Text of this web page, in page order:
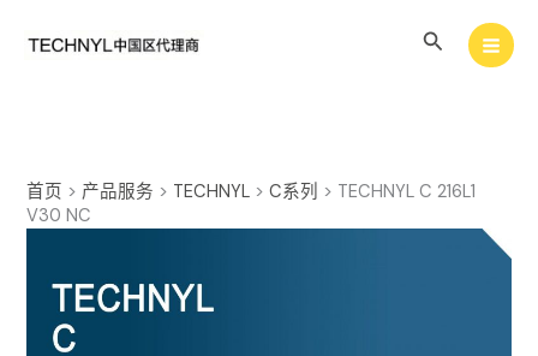
搜
首页 >产品服务 > TECHNYL >C系列 > TECHNYL C 216L1
V30 NC